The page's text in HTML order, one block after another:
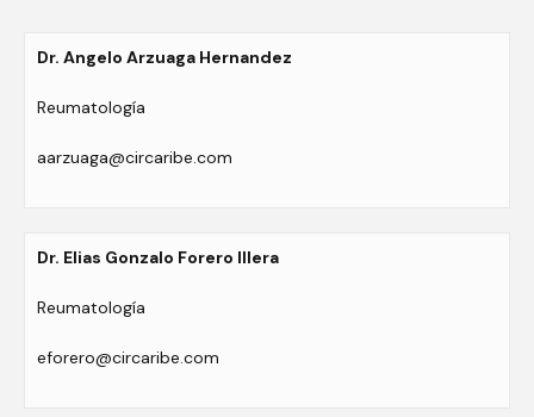
Dr. Angelo Arzuaga Hernandez
Reumatología
aarzuaga@circaribe.com
Dr. Elias Gonzalo Forero Illera
Reumatología
eforero@circaribe.com